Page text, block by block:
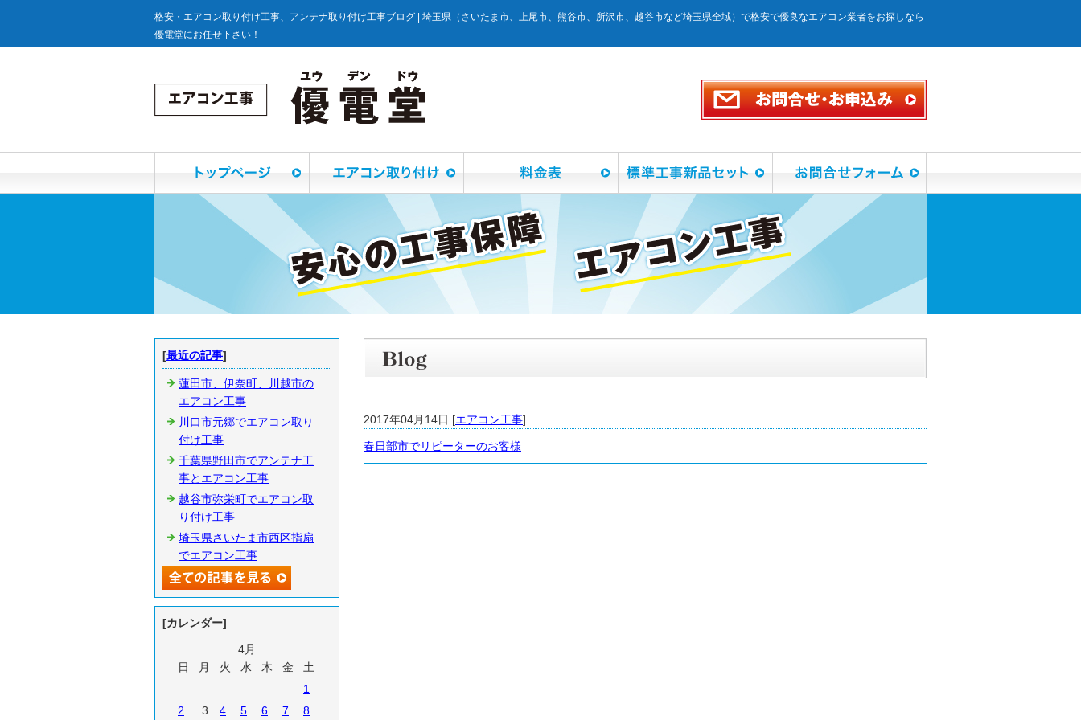
格安・エアコン取り付け工事、アンテナ取り付け工事ブログ | 埼玉県（さいたま市、上尾市、熊谷市、所沢市、越谷市など埼玉県全域）で格安で優良なエアコン業者をお探しなら
優電堂にお任せ下さい！
2017年04月14日 [エアコン工事]
春日部市でリピーターのお客様
[最近の記事]
蓮田市、伊奈町、川越市の
エアコン工事
川口市元郷でエアコン取り
付け工事
千葉県野田市でアンテナ工
事とエアコン工事
越谷市弥栄町でエアコン取
り付け工事
埼玉県さいたま市西区指扇
でエアコン工事
[カレンダー]
4月
日
月 火 水 木 金
土
1
2
3 4 5 6 7 8